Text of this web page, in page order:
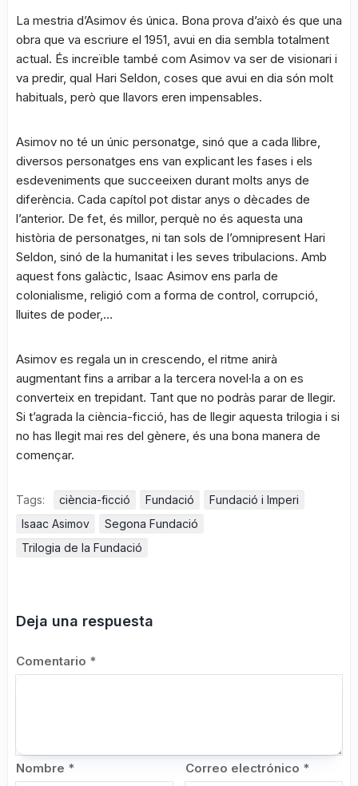
La mestria d’Asimov és única. Bona prova d’això és que una
obra que va escriure el 1951, avui en dia sembla totalment
actual. És increïble també com Asimov va ser de visionari i
va predir, qual Hari Seldon, coses que avui en dia són molt
habituals, però que llavors eren impensables.
Asimov no té un únic personatge, sinó que a cada llibre,
diversos personatges ens van explicant les fases i els
esdeveniments que succeeixen durant molts anys de
diferència. Cada capítol pot distar anys o dècades de
l’anterior. De fet, és millor, perquè no és aquesta una
història de personatges, ni tan sols de l’omnipresent Hari
Seldon, sinó de la humanitat i les seves tribulacions. Amb
aquest fons galàctic, Isaac Asimov ens parla de
colonialisme, religió com a forma de control, corrupció,
lluites de poder,…
Asimov es regala un in crescendo, el ritme anirà
augmentant fins a arribar a la tercera novel·la a on es
converteix en trepidant. Tant que no podràs parar de llegir.
Si t’agrada la ciència-ficció, has de llegir aquesta trilogia i si
no has llegit mai res del gènere, és una bona manera de
començar.
Tags: ciència-ficció Fundació
Fundació i Imperi
Isaac Asimov
Segona Fundació
Trilogia de la Fundació
Deja una respuesta
Comentario *
Nombre * Correo electrónico *